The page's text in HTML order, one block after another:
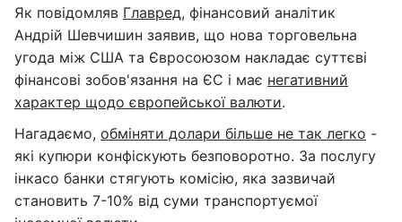
Як повідомляв Главред, фінансовий аналітик
Андрій Шевчишин заявив, що нова торговельна
угода між США та Євросоюзом накладає суттєві
фінансові зобов'язання на ЄС і має негативний
характер щодо європейської валюти.
Нагадаємо, обміняти долари більше не так легко -
які купюри конфіскують безповоротно. За послугу
інкасо банки стягують комісію, яка зазвичай
становить 7-10% від суми транспортуємої